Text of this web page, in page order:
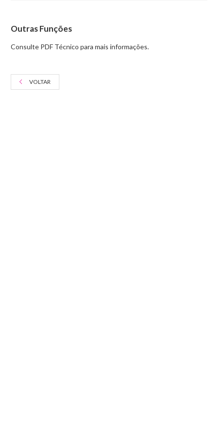
Outras Funções
Consulte PDF Técnico para mais informações.
VOLTAR